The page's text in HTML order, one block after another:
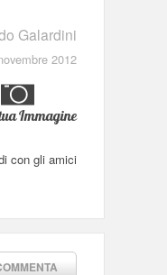
Galardini
2012
Immagine
con gli amici